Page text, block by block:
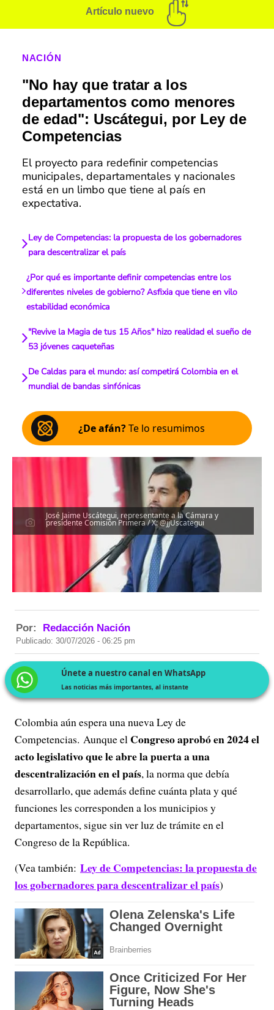
Artículo nuevo
NACIÓN
"No hay que tratar a los
departamentos como menores
de edad": Uscátegui, por Ley de
Competencias
El proyecto para redefinir competencias
municipales, departamentales y nacionales
está en un limbo que tiene al país en
expectativa.
Ley de Competencias: la propuesta de los gobernadores
para descentralizar el país
¿Por qué es importante definir competencias entre los
diferentes niveles de gobierno? Asfixia que tiene en vilo
estabilidad económica
"Revive la Magia de tus 15 Años" hizo realidad el sueño de
53 jóvenes caqueteñas
De Caldas para el mundo: así competirá Colombia en el
mundial de bandas sinfónicas
¿De afán?Te lo resumimos
José Jaime Uscátegui, representante a la Cámara y
presidente Comisión Primera / X: @jjUscategui
Por: Redacción Nación
Publicado: 30/07/2026 - 06:25 pm
Únete a nuestro canal en WhatsApp
Las noticias más importantes, al instante
Colombia aún espera una nueva Ley de
Competencias. Aunque el Congreso aprobó en 2024 el
acto legislativo que le abre la puerta a una
descentralización en el país, la norma que debía
desarrollarlo, que además define cuánta plata y qué
funciones les corresponden a los municipios y
departamentos, sigue sin ver luz de trámite en el
Congreso de la República.
(Vea también: Ley de Competencias: la propuesta de
los gobernadores para descentralizar el país)